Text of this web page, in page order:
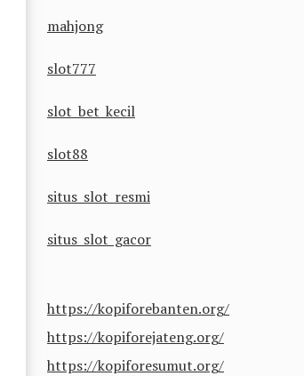
mahjong
slot777
slot bet kecil
slot88
situs slot resmi
situs slot gacor
https://kopiforebanten.org/
https://kopiforejateng.org/
https://kopiforesumut.org/